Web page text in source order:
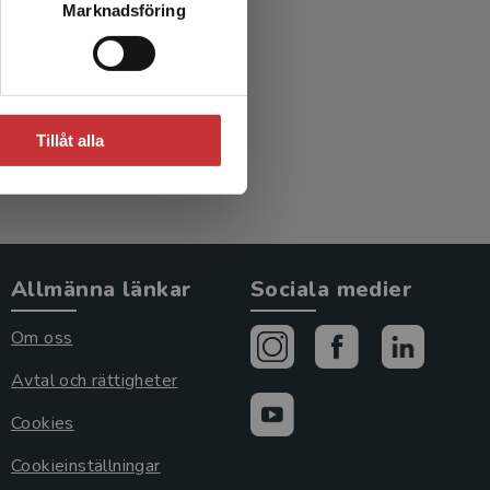
Marknadsföring
Tillåt alla
Allmänna länkar
Om oss
Avtal och rättigheter
Cookies
Cookieinställningar
Sociala medier